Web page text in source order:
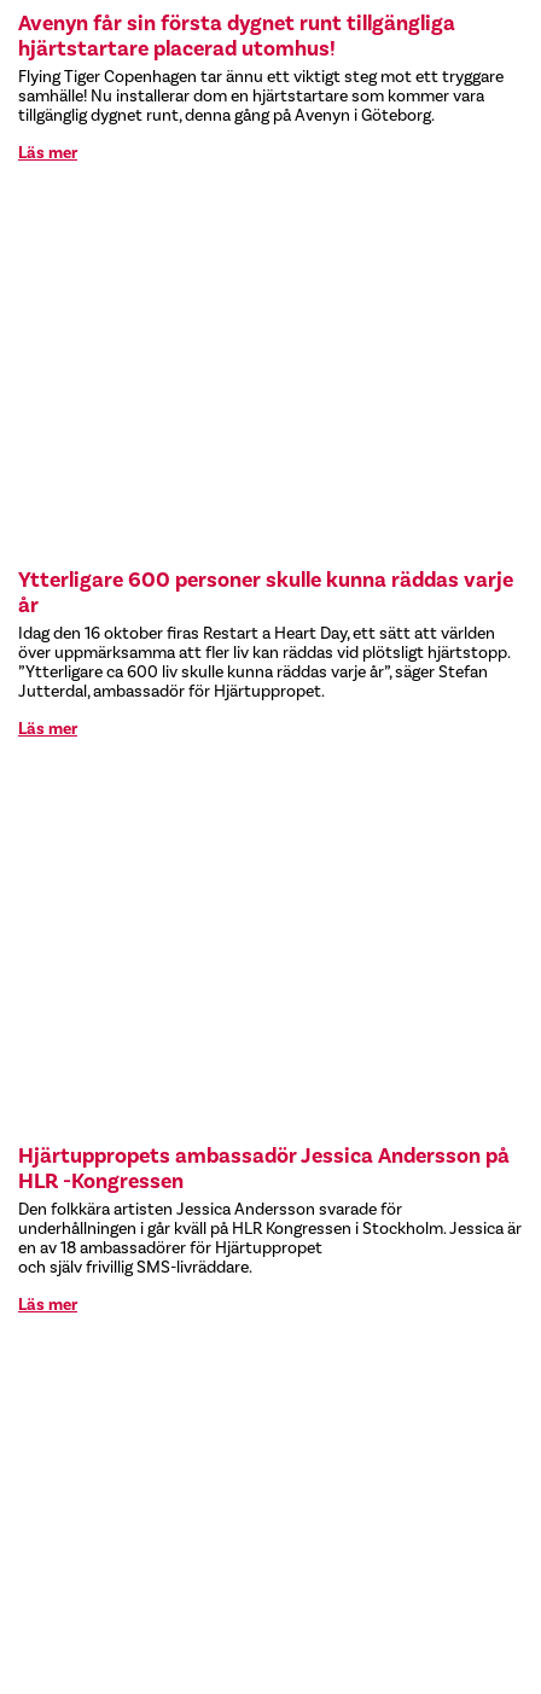
Avenyn får sin första dygnet runt tillgängliga
hjärtstartare placerad utomhus!
Flying Tiger Copenhagen tar ännu ett viktigt steg mot ett tryggare
samhälle! Nu installerar dom en hjärtstartare som kommer vara
tillgänglig dygnet runt, denna gång på Avenyn i Göteborg.
Läs mer
Ytterligare 600 personer skulle kunna räddas varje
år
Idag den 16 oktober firas Restart a Heart Day, ett sätt att världen
över uppmärksamma att fler liv kan räddas vid plötsligt hjärtstopp.
”Ytterligare ca 600 liv skulle kunna räddas varje år”, säger Stefan
Jutterdal, ambassadör för Hjärtuppropet.
Läs mer
Hjärtuppropets ambassadör Jessica Andersson på
HLR -Kongressen
Den folkkära artisten Jessica Andersson svarade för
underhållningen i går kväll på HLR Kongressen i Stockholm. Jessica är
en av 18 ambassadörer för Hjärtuppropet
och själv frivillig SMS-livräddare.
Läs mer